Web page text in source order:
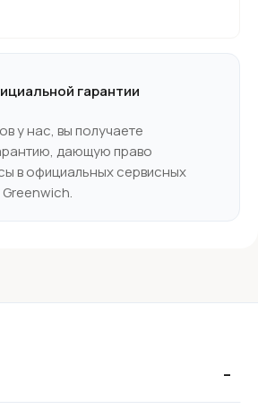
гарантии
у нас, вы получаете
дающую право
в официальных сервисных
-